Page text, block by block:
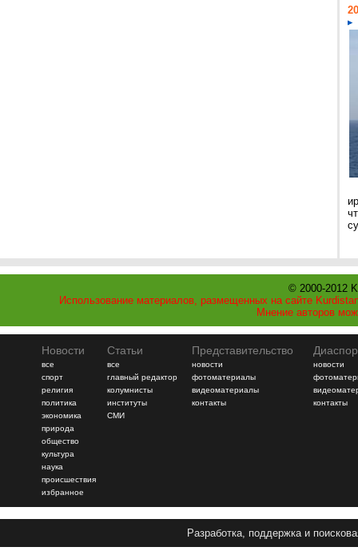
© 2000-2012
Использование материалов, размещенных на сайте
Мнение авторов
Новости
все
спорт
религия
политика
экономика
природа
общество
культура
наука
происшествия
избранное
Статьи
все
главный редактор
колумнисты
институты
СМИ
Представительство
новости
фотоматериалы
видеоматериалы
контакты
новости
контакты
Разработка, поддержка и